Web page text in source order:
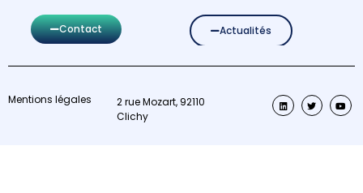
Contact Actualités
Mentions légales
2 rue Mozart, 92110
Clichy